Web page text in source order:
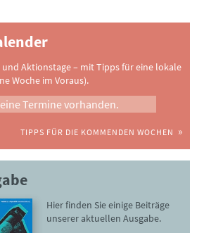
und Aktionstage – mit Tipps für eine lokale
Woche im Voraus).
Termine vorhanden.
TIPPS FÜR DIE KOMMENDEN WOCHEN
Hier finden Sie einige Beiträge
unserer aktuellen Ausgabe.